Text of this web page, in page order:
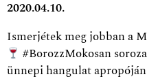
2020.04.10.
Ismerjétek meg jobban a
#BorozzMokosan
ünnepi hangulat